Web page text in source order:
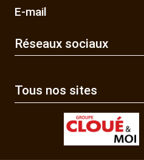
E-mail
Réseaux sociaux
Tous nos sites